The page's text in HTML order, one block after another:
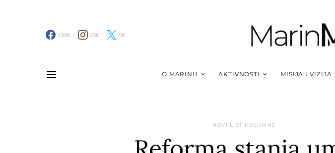
130K 23K 5K
O MARINU AKTIVNOSTI MISIJA I VIZIJA
NOVI LIST KOLUMNE